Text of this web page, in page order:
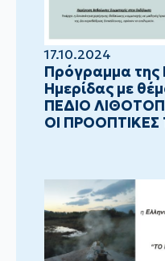
17.10.2024
Πρόγραμμα της
Ημερίδας με
ΠΕΔΙΟ
ΟΙ ΠΡΟΟΠΤΙΚΕΣ